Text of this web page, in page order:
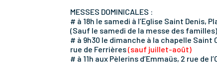
MESSES DOMINICALES :
# à 18h le samedi à l’Eglise Saint Denis,
(Sauf le samedi de la messe des familles)
# à 9h30 le dimanche à la chapelle Saint
rue de Ferrières(sauf juillet-août)
# à 11h aux Pèlerins d’Emmaüs, 2 rue de